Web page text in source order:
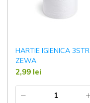
HARTIE IGIENICA 3STR
ZEWA
2,99 lei